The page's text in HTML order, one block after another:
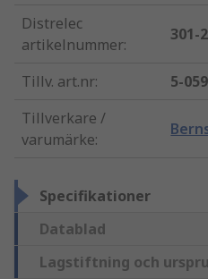
Distrelec
artikelnummer:
301-
Tillv. art.nr:
5-059
Tillverkare /
varumärke:
Specifikationer
Datablad
Lagstiftning och